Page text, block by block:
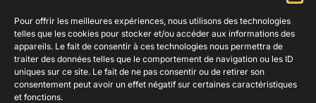
Pour offrir les meilleures expériences, nous utilisons des technologies
telles que les cookies pour stocker et/ou accéder aux informations des
appareils. Le fait de consentir à ces technologies nous permettra de
traiter des données telles que le comportement de navigation ou les ID
uniques sur ce site. Le fait de ne pas consentir ou de retirer son
consentement peut avoir un effet négatif sur certaines caractéristiques
et fonctions.
69 Rue Amiral Romain Desfosses,
29200 Brest
02 98 41 41 99
Ouvert du lundi au samedi